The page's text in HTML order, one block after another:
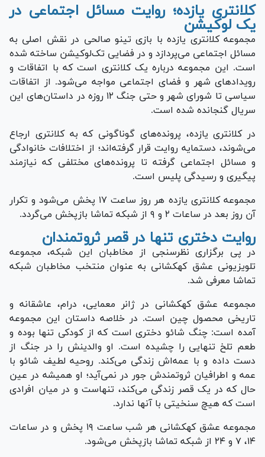
کلانتری یازده؛ روایت مسائل اجتماعی در
یک لوکیشن
مجموعه کلانتری یازده با بازی تینو صالحی در نقش اصلی به
مسائل اجتماعی می‌پردازد و در فضایی تک‌لوکیشن ساخته شده
است. این مجموعه درباره یک کلانتری است که با اتفاقات و
رویداد‌های شهر و فضای اجتماعی مواجه می‌شود. از اتفاقات
سیاسی تا شورای شهر و حتی جنگ ۱۲ روزه در داستان‌های این
سریال گنجانده شده است.
در کلانتری یازده، پرونده‌های گوناگونی که به کلانتری ارجاع
می‌شوند، دستمایه روایت قرار گرفته‌اند؛ از اختلافات خانوادگی
و مسائل اجتماعی گرفته تا پرونده‌های مختلفی که نیازمند
پیگیری و رسیدگی پلیس است.
مجموعه کلانتری یازده هر روز ساعت ۱۷ پخش می‌شود و تکرار
آن روز بعد در ساعات ۲ و ۹ از شبکه تماشا بازپخش می‌گردد.
روایت دختری تنها در قصر ثروتمندان
در پی برگزاری نظرسنجی از مخاطبان این شبکه، مجموعه
تلویزیونی عشق کهکشانی به عنوان منتخب مخاطبان شبکه
تماشا معرفی شد.
مجموعه عشق کهکشانی در ژانر معمایی، درام، عاشقانه و
تاریخی محصول چین است. در خلاصه داستان این مجموعه
آمده است: چنگ شائو دختری است که از کودکی تنها بوده و
طعم تلخ تنهایی را چشیده است. او والدینش را در جنگ از
دست داده و با عمه‌اش زندگی می‌کند. روحیه لطیف شائو با
عمه و اطرافیان ثروتمندش جور در نمی‌آید؛ او همیشه در عین
حال که در یک قصر زندگی می‌کند، تنهاست و در میان افرادی
است که هیچ سنخیتی با آنها ندارد.
مجموعه عشق کهکشانی هر شب ساعت ۱۹ پخش و در ساعات
۱۴، ۷ و ۲۴ از شبکه تماشا بازپخش می‌شود.